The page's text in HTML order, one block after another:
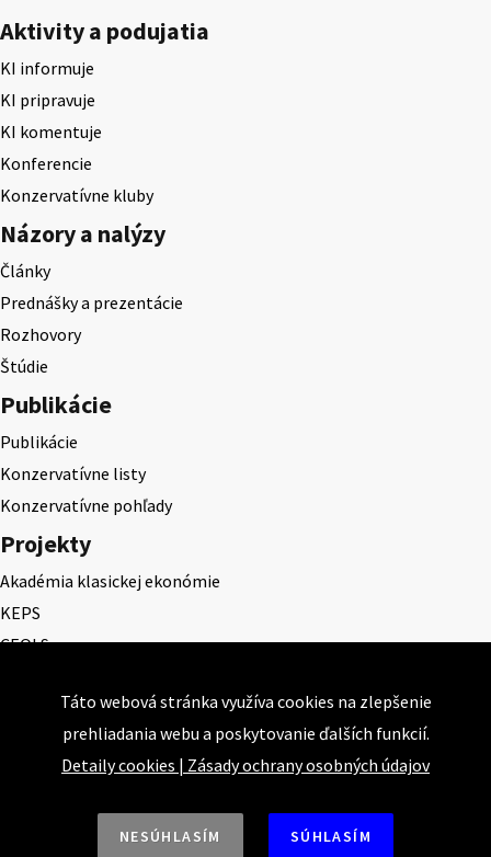
Aktivity a podujatia
KI informuje
KI pripravuje
KI komentuje
Konferencie
Konzervatívne kluby
Názory a nalýzy
Články
Prednášky a prezentácie
Rozhovory
Štúdie
Publikácie
Publikácie
Konzervatívne listy
Konzervatívne pohľady
Projekty
Akadémia klasickej ekonómie
KEPS
CEQLS
Cena Ernesta Valka
Študentská esej
Deň daňového odbremenenia
Táto webová stránka využíva cookies na zlepšenie
prehliadania webu a poskytovanie ďalších funkcií.
Detaily cookies | Zásady ochrany osobných údajov
NESÚHLASÍM SÚHLASÍM